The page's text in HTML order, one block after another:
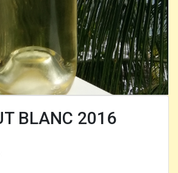
BLANC 2016